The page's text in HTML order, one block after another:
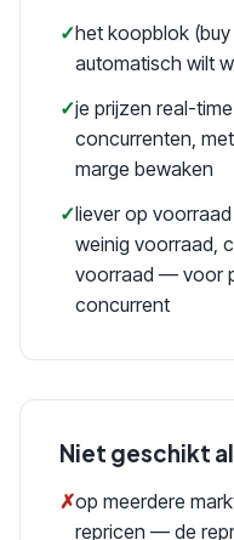
✓het koopblok
automatisch wilt
✓je prijzen real-
concurrenten,
marge bewaken
✓liever op
weinig voorraad,
voorraad — voor
concurrent
Niet geschikt
✗op meerdere
repricen — de